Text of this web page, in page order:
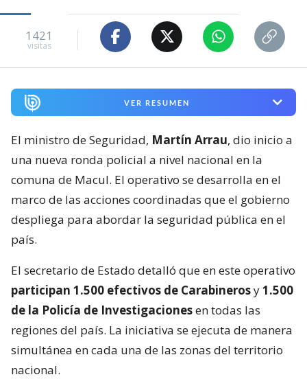
1421
visitas
VER RESUMEN
El ministro de Seguridad, Martín Arrau, dio inicio a
una nueva ronda policial a nivel nacional en la
comuna de Macul. El operativo se desarrolla en el
marco de las acciones coordinadas que el gobierno
despliega para abordar la seguridad pública en el
país.
El secretario de Estado detalló que en este operativo
participan 1.500 efectivos de Carabinerosy1.500
de la Policía de Investigacionesen todas las
regiones del país. La iniciativa se ejecuta de manera
simultánea en cada una de las zonas del territorio
nacional.